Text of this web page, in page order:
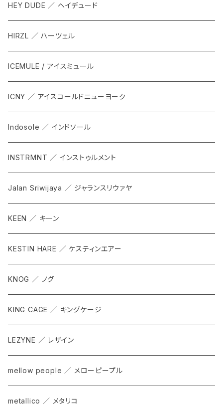
HEY DUDE ／ ヘイデュード
HIRZL ／ ハーツェル
ICEMULE / アイスミュール
ICNY ／ アイスコールドニューヨーク
Indosole ／ インドソール
INSTRMNT ／ インストゥルメント
Jalan Sriwijaya ／ ジャランスリウァヤ
KEEN ／ キーン
KESTIN HARE ／ ケスティンエアー
KNOG ／ ノグ
KING CAGE ／ キングケージ
LEZYNE ／ レザイン
mellow people ／ メローピープル
metallico ／ メタリコ